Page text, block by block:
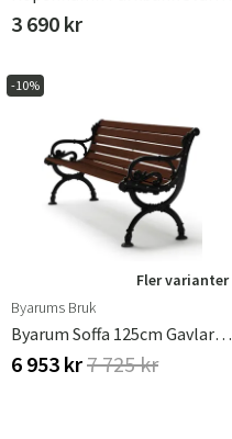
3 690 kr
-10%
Fler varianter
Byarums Bruk
Byarum Soffa 125cm Gavlar:svart / Virke:brunlaserad Furu
6 953 kr7 725 kr